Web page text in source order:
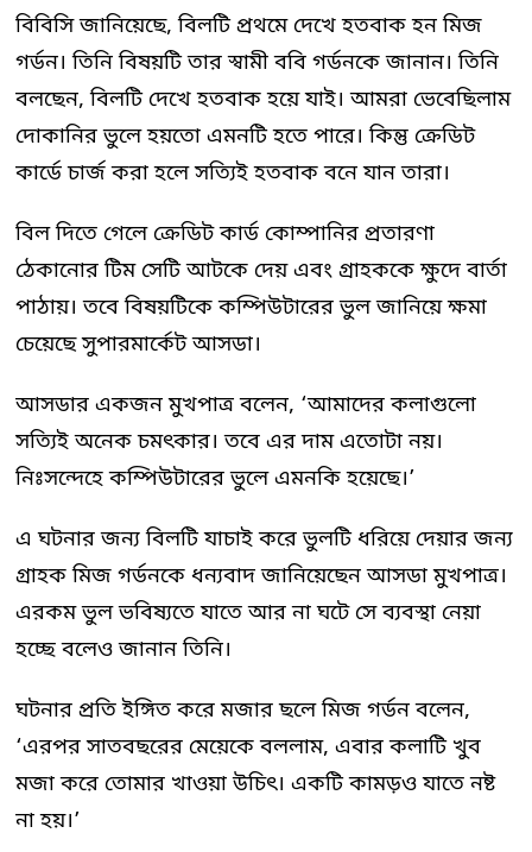
বিবিসি জানিয়েছে, বিলটি প্রথমে দেখে হতবাক হন মিজ
গর্ডন। তিনি বিষয়টি তার স্বামী ববি গর্ডনকে জানান। তিনি
বলছেন, বিলটি দেখে হতবাক হয়ে যাই। আমরা ভেবেছিলাম
দোকানির ভুলে হয়তো এমনটি হতে পারে। কিন্তু ক্রেডিট
কার্ডে চার্জ করা হলে সত্যিই হতবাক বনে যান তারা।
বিল দিতে গেলে ক্রেডিট কার্ড কোম্পানির প্রতারণা
ঠেকানোর টিম সেটি আটকে দেয় এবং গ্রাহককে ক্ষুদে বার্তা
পাঠায়। তবে বিষয়টিকে কম্পিউটারের ভুল জানিয়ে ক্ষমা
চেয়েছে সুপারমার্কেট আসডা।
আসডার একজন মুখপাত্র বলেন, ‘আমাদের কলাগুলো
সত্যিই অনেক চমৎকার। তবে এর দাম এতোটা নয়।
নিঃসন্দেহে কম্পিউটারের ভুলে এমনকি হয়েছে।’
এ ঘটনার জন্য বিলটি যাচাই করে ভুলটি ধরিয়ে দেয়ার জন্য
গ্রাহক মিজ গর্ডনকে ধন্যবাদ জানিয়েছেন আসডা মুখপাত্র।
এরকম ভুল ভবিষ্যতে যাতে আর না ঘটে সে ব্যবস্থা নেয়া
হচ্ছে বলেও জানান তিনি।
ঘটনার প্রতি ইঙ্গিত করে মজার ছলে মিজ গর্ডন বলেন,
‘এরপর সাতবছরের মেয়েকে বললাম, এবার কলাটি খুব
মজা করে তোমার খাওয়া উচিৎ। একটি কামড়ও যাতে নষ্ট
না হয়।’